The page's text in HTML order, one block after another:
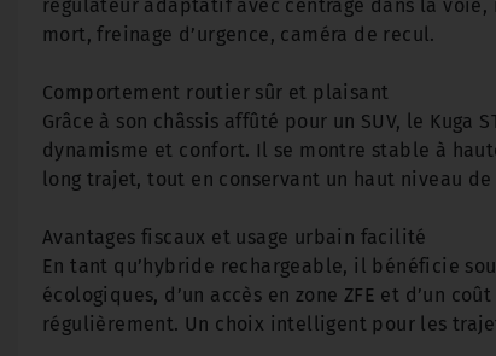
régulateur adaptatif avec centrage dans la
mort, freinage d’urgence, caméra de recul.
Comportement routier sûr et plaisant
Grâce à son châssis affûté pour un SUV, le Kuga
dynamisme et confort. Il se montre stable à
long trajet, tout en conservant un haut niveau
Avantages fiscaux et usage urbain facilité
En tant qu’hybride rechargeable, il bénéficie
écologiques, d’un accès en zone ZFE et d’un
régulièrement. Un choix intelligent pour les